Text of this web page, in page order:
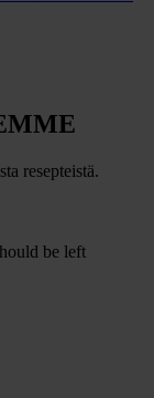
resepteistä.
be left